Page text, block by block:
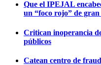
Que el IPEJAL
un “foco rojo” de
Critican inoperancia
públicos
Catean centro de